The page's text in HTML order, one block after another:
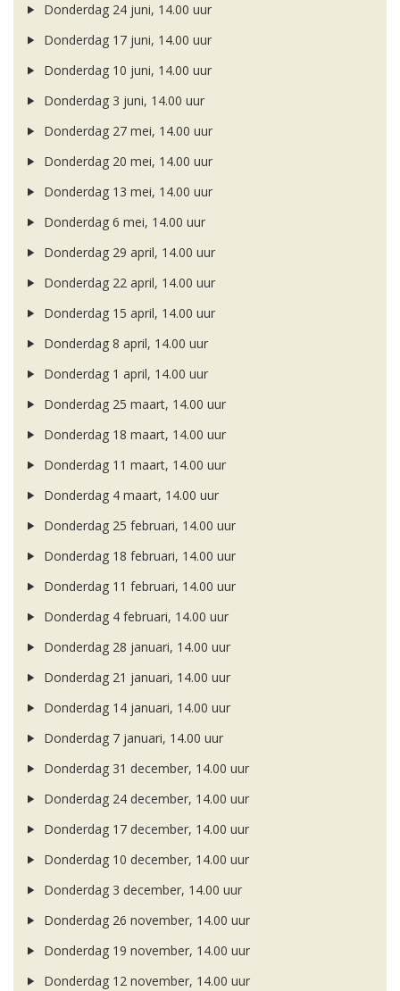
Donderdag 24 juni, 14.00 uur
Donderdag 17 juni, 14.00 uur
Donderdag 10 juni, 14.00 uur
Donderdag 3 juni, 14.00 uur
Donderdag 27 mei, 14.00 uur
Donderdag 20 mei, 14.00 uur
Donderdag 13 mei, 14.00 uur
Donderdag 6 mei, 14.00 uur
Donderdag 29 april, 14.00 uur
Donderdag 22 april, 14.00 uur
Donderdag 15 april, 14.00 uur
Donderdag 8 april, 14.00 uur
Donderdag 1 april, 14.00 uur
Donderdag 25 maart, 14.00 uur
Donderdag 18 maart, 14.00 uur
Donderdag 11 maart, 14.00 uur
Donderdag 4 maart, 14.00 uur
Donderdag 25 februari, 14.00 uur
Donderdag 18 februari, 14.00 uur
Donderdag 11 februari, 14.00 uur
Donderdag 4 februari, 14.00 uur
Donderdag 28 januari, 14.00 uur
Donderdag 21 januari, 14.00 uur
Donderdag 14 januari, 14.00 uur
Donderdag 7 januari, 14.00 uur
Donderdag 31 december, 14.00 uur
Donderdag 24 december, 14.00 uur
Donderdag 17 december, 14.00 uur
Donderdag 10 december, 14.00 uur
Donderdag 3 december, 14.00 uur
Donderdag 26 november, 14.00 uur
Donderdag 19 november, 14.00 uur
Donderdag 12 november, 14.00 uur